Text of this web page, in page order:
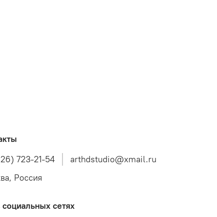
723-21-54
arthdstudio@xmail.ru
Россия
сетях